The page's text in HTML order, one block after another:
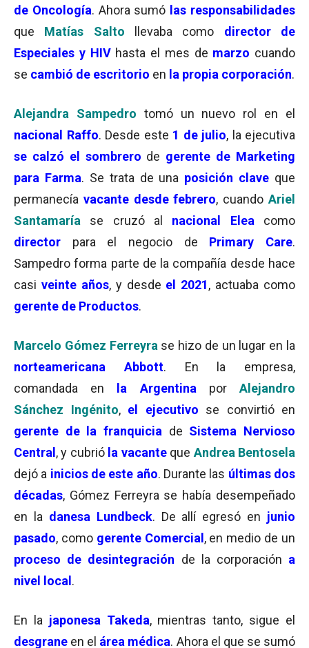
de Oncología. Ahora sumó las responsabilidades
que Matías Salto llevaba como director de
Especiales y HIVhasta el mes de marzo cuando
se cambió de escritorio en la propia corporación.
Alejandra Sampedro tomó un nuevo rol en el
nacional Raffo. Desde este 1 de julio, la ejecutiva
se calzó el sombrero de gerente de Marketing
para Farma. Se trata de una posición clave que
permanecía vacante desde febrero, cuandoAriel
Santamaría se cruzó al nacional Elea
como
director
para el negocio de Primary Care.
Sampedro forma parte de la compañía desde hace
casi veinte años, y desde el 2021, actuaba como
gerente de Productos.
Marcelo Gómez Ferreyra se hizo de un lugar en la
norteamericana Abbott. En la empresa,
comandada en la Argentina porAlejandro
Sánchez Ingénito, el ejecutivo se convirtió en
gerente de la franquicia de Sistema Nervioso
Central , y cubrió la vacante que Andrea Bentosela
dejó a inicios de este año. Durante las últimas dos
décadas, Gómez Ferreyra se había desempeñado
en la danesa Lundbeck. De allí egresó en junio
pasado, como gerente Comercial , en medio de un
proceso de desintegración de la corporación a
nivel local .
En la japonesa Takeda, mientras tanto, sigue el
desgrane en el área médica. Ahora el que se sumó